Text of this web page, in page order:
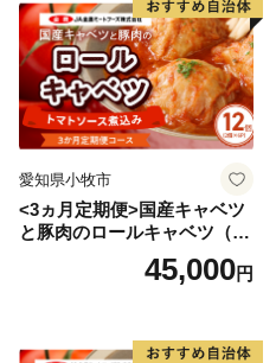
愛知県小牧市
<3ヵ月定期便>国産キャベツ
と豚肉のロールキャベツ（6P
45,000円